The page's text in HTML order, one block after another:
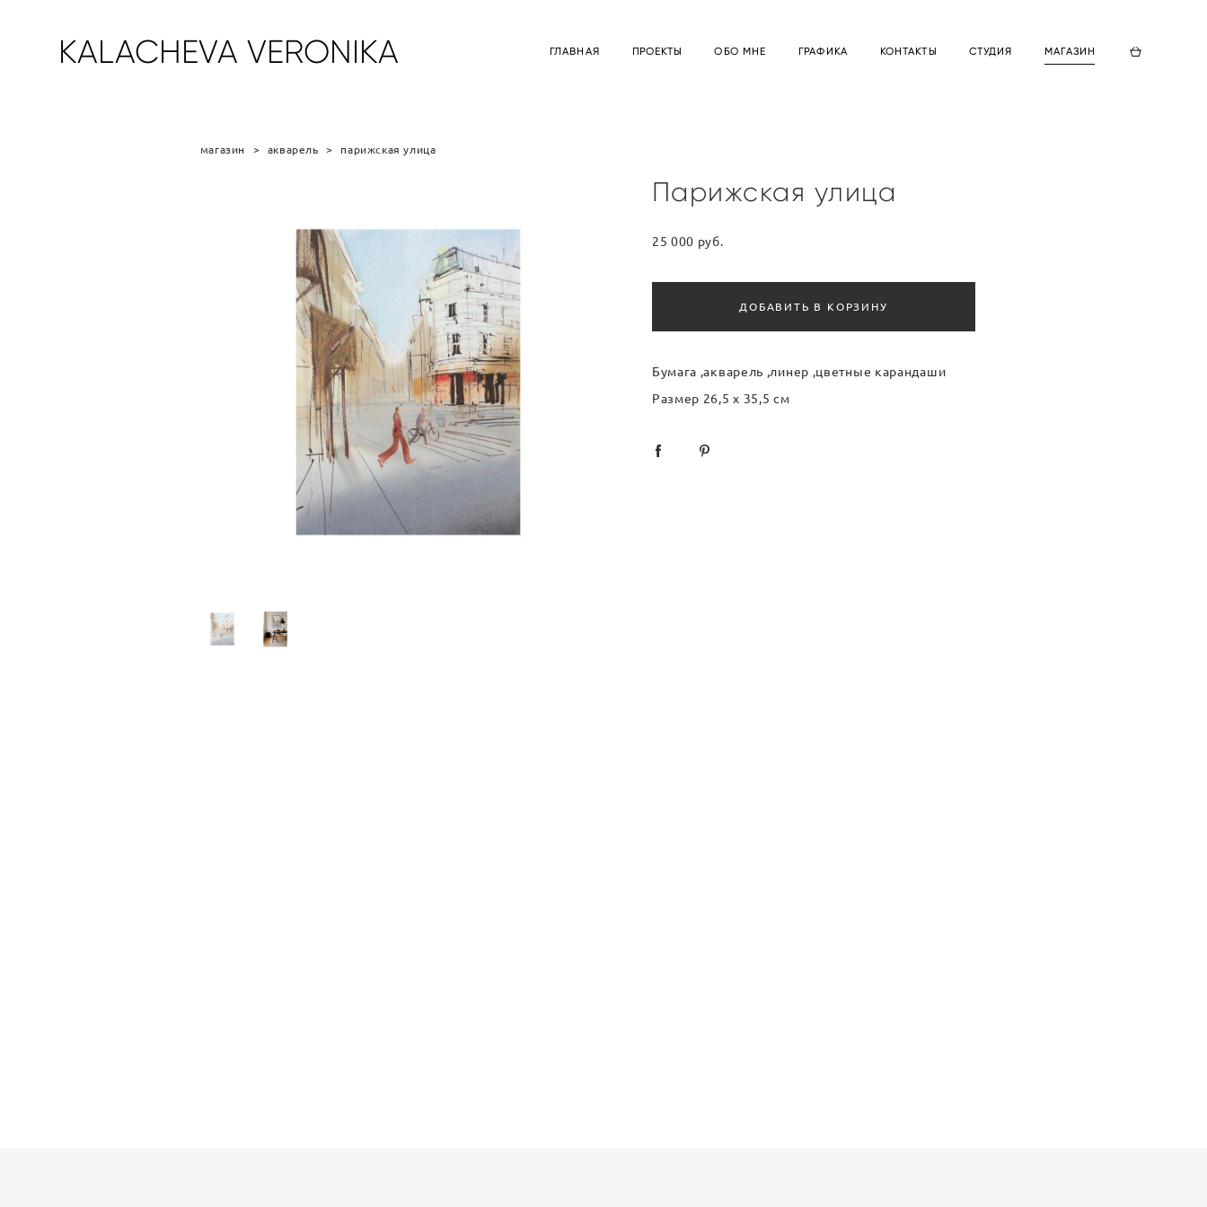
KALACHEVA VERONIKA ГЛАВНАЯ ПРОЕКТЫ ОБО МНЕ ГРАФИКА КОНТАКТЫ СТУДИЯ МАГАЗИН
магазин > акварель > парижская улица
Парижская улица
25 000 pуб.
ДОБАВИТЬ В КОРЗИНУ
Бумага ,акварель ,линер ,цветные карандаши
Размер 26,5 x 35,5 см